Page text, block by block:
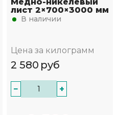
лист 2×700×3000 мм
В наличии
Цена за килограмм
2 580 руб
− +